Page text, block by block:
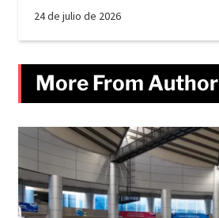
24 de julio de 2026
More From Author